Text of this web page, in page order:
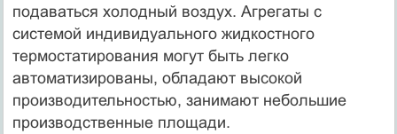
подаваться холодный воздух. Агрегаты с
системой индивидуального жидкостного
термостатирования могут быть легко
автоматизированы, обладают высокой
производительностью, занимают небольшие
производственные площади.